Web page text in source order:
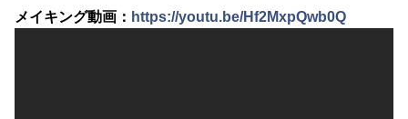
メイキング動画： https://youtu.be/Hf2MxpQwb0Q